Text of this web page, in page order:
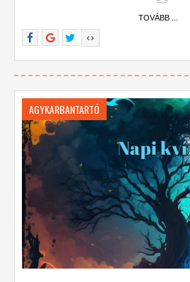
TOVÁBB ...
AGYKARBANTARTÓ